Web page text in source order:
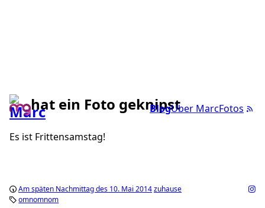
BlogÜber MarcFotos
hat ein Foto geknipst
Es ist Frittensamstag!
Am späten Nachmittag des 10. Mai 2014zuhause
omnomnom